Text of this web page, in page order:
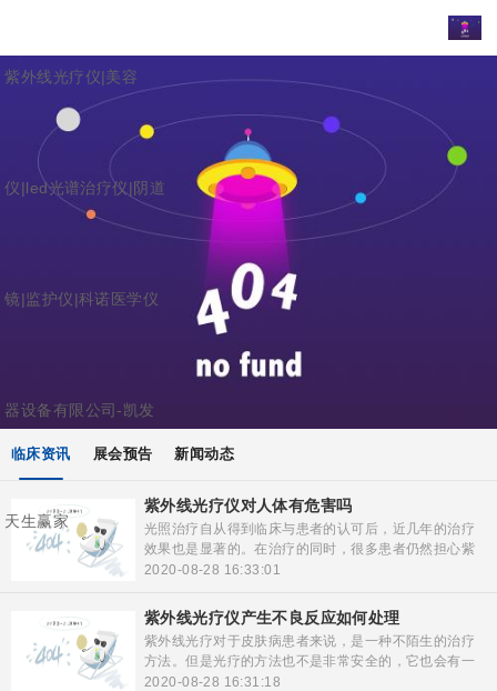
紫外线光疗仪|美容
仪|led光谱治疗仪|阴道
镜|监护仪|科诺医学仪
器设备有限公司-凯发
天生赢家
临床资讯 展会预告 新闻动态
紫外线光疗仪对人体有危害吗
光照治疗自从得到临床与患者的认可后，近几年的治疗
效果也是显著的。在治疗的同时，很多患者仍然担心紫
外线光疗仪对人体有危害吗？长时间照射会让身体恶化
题。每个人都想彻底的治疗疾病而不会带来副作用。
2020-08-28 16:33:01
紫外线光疗仪产生不良反应如何处理
紫外线光疗对于皮肤病患者来说，是一种不陌生的治疗
方法。但是光疗的方法也不是非常安全的，它也会有一
些皮肤上的不良反映。当然这些反映都是比较正常的，
2020-08-28 16:31:18